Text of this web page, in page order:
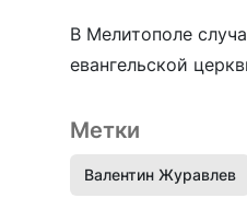
В Мелитополе
евангельской
Метки
Валентин Журавлев